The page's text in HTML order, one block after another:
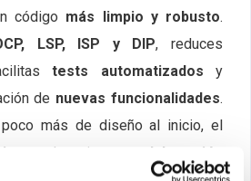
código más limpio y robusto.
LSP, ISP y DIP, reduces
tests automatizados y
de nuevas funcionalidades.
más de diseño al inicio, el
y la mejora en
colaboración